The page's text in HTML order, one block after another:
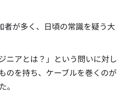
が多く、日頃の常識を疑う大
ニアとは？」という問いに対し
のを持ち、ケーブルを巻くのが
。